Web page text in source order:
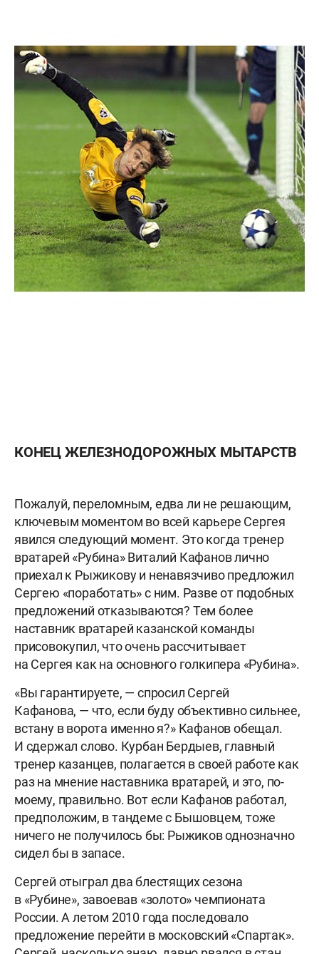
КОНЕЦ ЖЕЛЕЗНОДОРОЖНЫХ МЫТАРСТВ
Пожалуй, переломным, едва ли не решающим,
ключевым моментом во всей карьере Сергея
явился следующий момент. Это когда тренер
вратарей «Рубина» Виталий Кафанов лично
приехал к Рыжикову и ненавязчиво предложил
Сергею «поработать» с ним. Разве от подобных
предложений отказываются? Тем более
наставник вратарей казанской команды
присовокупил, что очень рассчитывает
на Сергея как на основного голкипера «Рубина».
«Вы гарантируете, — спросил Сергей
Кафанова, — что, если буду объективно сильнее,
встану в ворота именно я?» Кафанов обещал.
И сдержал слово. Курбан Бердыев, главный
тренер казанцев, полагается в своей работе как
раз на мнение наставника вратарей, и это, по-
моему, правильно. Вот если Кафанов работал,
предположим, в тандеме с Бышовцем, тоже
ничего не получилось бы: Рыжиков однозначно
сидел бы в запасе.
Сергей отыграл два блестящих сезона
в «Рубине», завоевав «золото» чемпионата
России. А летом 2010 года последовало
предложение перейти в московский «Спартак».